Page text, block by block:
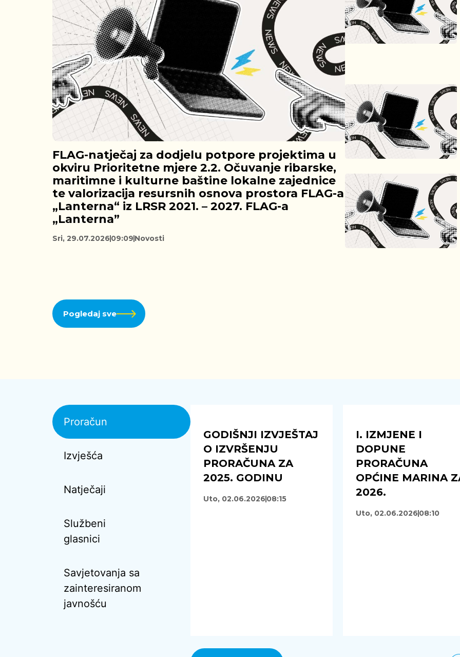
FLAG-natječaj za dodjelu potpore projektima u
okviru Prioritetne mjere 2.2. Očuvanje ribarske,
maritimne i kulturne baštine lokalne zajednice
te valorizacija resursnih osnova prostora FLAG-a
„Lanterna“ iz LRSR 2021. – 2027. FLAG-a
„Lanterna”
Sri, 29.07.2026 09:09 Novosti
Pogledaj sve
Proračun
Izvješća
Natječaji
Službeni
glasnici
Savjetovanja sa
zainteresiranom
javnošću
GODIŠNJI IZVJEŠTAJ
O IZVRŠENJU
PRORAČUNA ZA
2025. GODINU
Uto, 02.06.2026 08:15
I. IZMJENE I
DOPUNE
PRORAČUNA
OPĆINE MARINA
2026.
Uto, 02.06.2026 08:10